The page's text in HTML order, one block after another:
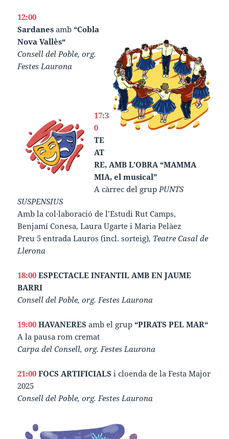
12:00
Sardanes amb“Cobla
Nova Vallès“
Consell del Poble, org.
Festes Laurona
17:3
0
TE
AT
RE, AMB L’OBRA “MAMMA
MIA, el musical”
A càrrec del grup PUNTS
SUSPENSIUS
Amb la col·laboració de l’Estudi Rut Camps,
Benjamí Conesa, Laura Ugarte i Maria Pelàez
Preu 5 entrada Lauros (incl. sorteig), Teatre Casal de
Llerona
18:00 ESPECTACLE INFANTIL AMB EN JAUME
BARRI
Consell del Poble, org. Festes Laurona
19:00 HAVANERES amb el grup“PIRATS PEL MAR“
A la pausa rom cremat
Carpa del Consell, org. Festes Laurona
21:00 FOCS ARTIFICIALS i cloenda de la Festa Major
2025
Consell del Poble, org. Festes Laurona